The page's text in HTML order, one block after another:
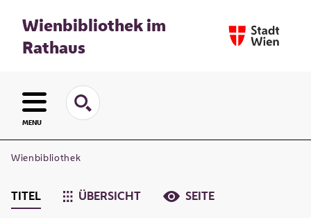
Wienbibliothek im
Rathaus
MENU
Wienbibliothek
TITEL ÜBERSICHT SEITE